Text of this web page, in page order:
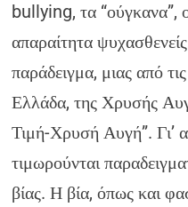
bullying, τα “ούγκανα”,
απαραίτητα
παράδειγμα, μιας από
Ελλάδα, της Χρυσής
Τιμή-Χρυσή Αυγή”. Γι’
τιμωρούνται
βίας. Η βία, όπως και